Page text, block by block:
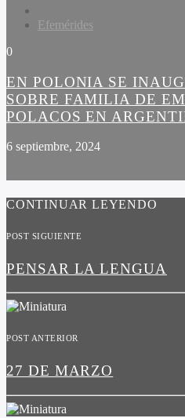
Efemérides
0
EN POLONIA SE
SOBRE FAMILIA DE
POLACOS EN
6 septiembre, 2024
CONTINUAR LEYENDO
POST SIGUIENTE
PENSAR LA LENGUA
POST ANTERIOR
27 DE MARZO